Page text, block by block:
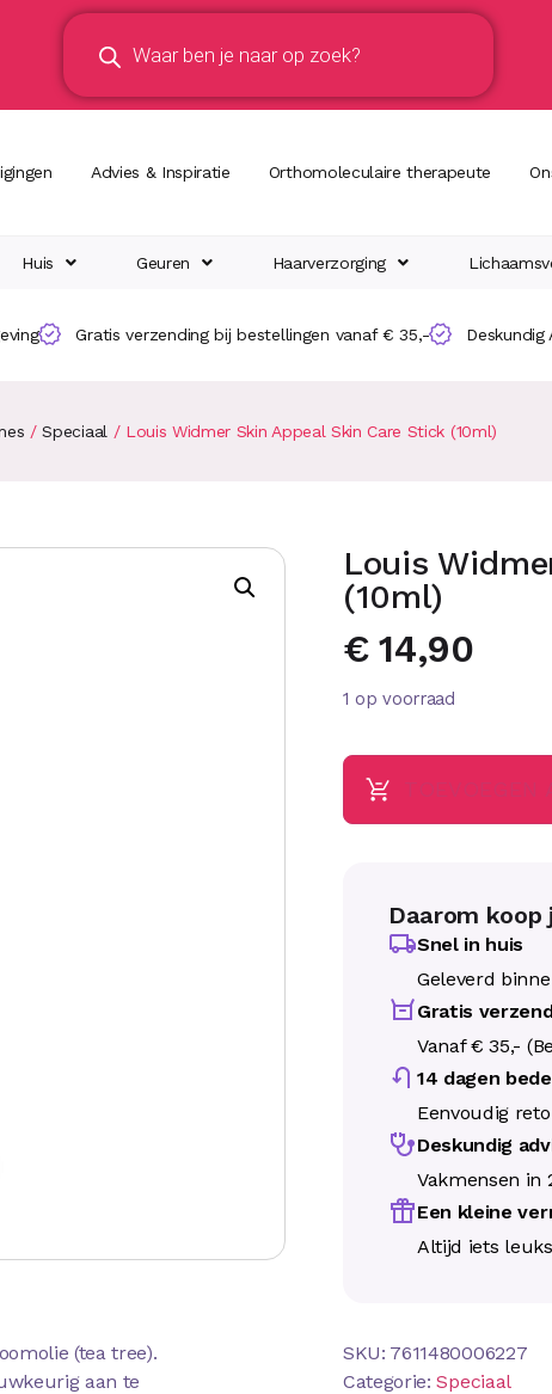
Advies & Inspiratie Orthomoleculaire therapeute
Huis Geuren Haarverzorging
Gratis verzending bij bestellingen vanaf € 35,- Deskundig
/Speciaal / Louis Widmer Skin Appeal Skin Care Stick (10ml)
(tea tree).
aan te
Louis
(10ml)
€14,90
1 op voorraad
Daarom koop
Snel in huis
Geleverd
Gratis
Vanaf € 35,-
14 dagen
Eenvoudig
Deskundig
Vakmensen in
Een kleine
Altijd iets
SKU: 7611480006227
Categorie:Speciaal